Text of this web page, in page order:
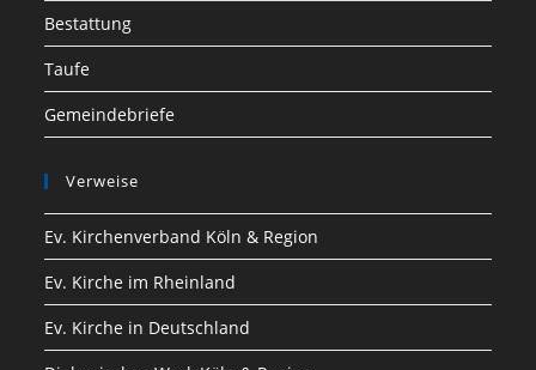
Bestattung
Taufe
Gemeindebriefe
Verweise
Ev. Kirchenverband Köln & Region
Ev. Kirche im Rheinland
Ev. Kirche in Deutschland